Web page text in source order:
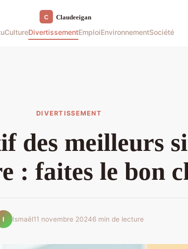
CultureDivertissementEmploiEnvironnementSociété
DIVERTISSEMENT
des meilleurs
: faites le bon
I Ismaël11 novembre 20246 min de lecture